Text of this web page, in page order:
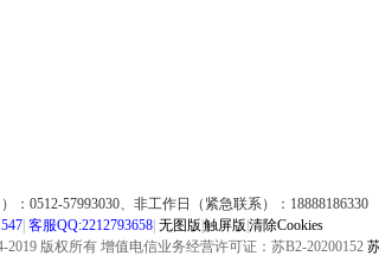
：0512-57993030、非工作日（紧急联系）：18888186330
| 客服QQ:2212793658| 无图版 触屏版 清除Cookies
版权所有 增值电信业务经营许可证：苏B2-20200152